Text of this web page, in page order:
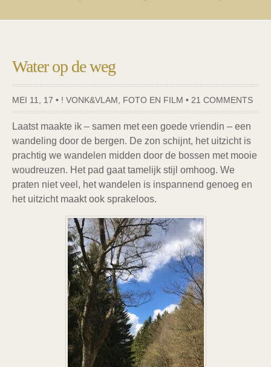
Water op de weg
MEI 11, 17 • ! VONK&VLAM FOTO EN FILM • 21 COMMENTS
Laatst maakte ik – samen met een goede vriendin – een
wandeling door de bergen. De zon schijnt, het uitzicht is
prachtig we wandelen midden door de bossen met mooie
woudreuzen. Het pad gaat tamelijk stijl omhoog. We
praten niet veel, het wandelen is inspannend genoeg en
het uitzicht maakt ook sprakeloos.